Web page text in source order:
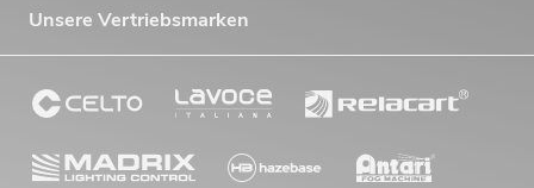
Unsere Vertriebsmarken